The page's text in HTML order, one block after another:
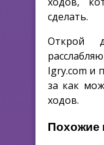
сделать.
Открой
Igry.com и
за как
ходов.
Похожие